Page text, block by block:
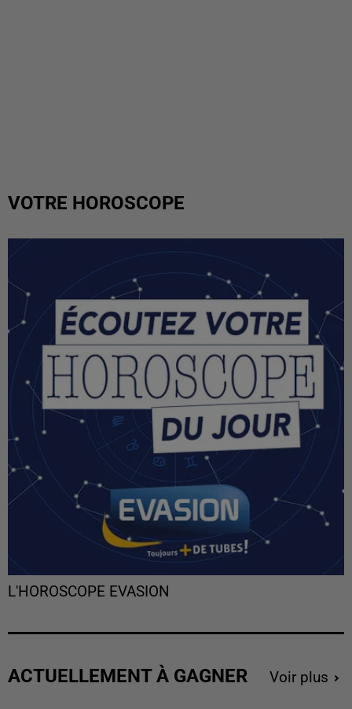
VOTRE HOROSCOPE
L'HOROSCOPE EVASION
ACTUELLEMENT À GAGNER Voir plus